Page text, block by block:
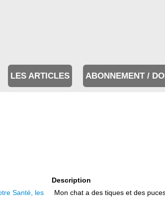
LES ARTICLES ABONNEMENT /
Description
Santé, les
Mon chat a des tiques et des